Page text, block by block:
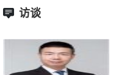
访谈